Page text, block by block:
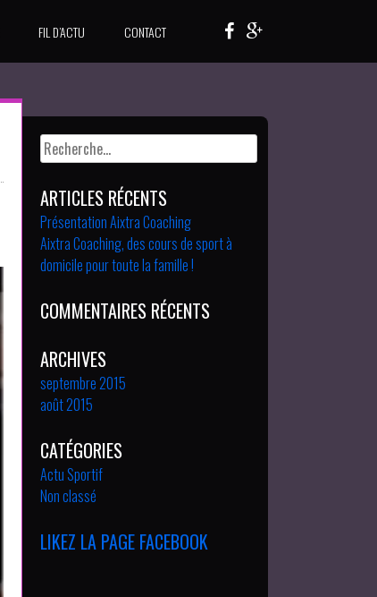
FIL D’ACTU CONTACT
Rechercher :
ARTICLES RÉCENTS
Présentation Aixtra Coaching
Aixtra Coaching, des cours de sport à
domicile pour toute la famille !
COMMENTAIRES RÉCENTS
ARCHIVES
septembre 2015
août 2015
CATÉGORIES
Actu Sportif
Non classé
LIKEZ LA PAGE FACEBOOK